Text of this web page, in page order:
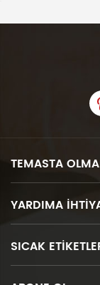
TEMASTA
YARDIMA
SICAK